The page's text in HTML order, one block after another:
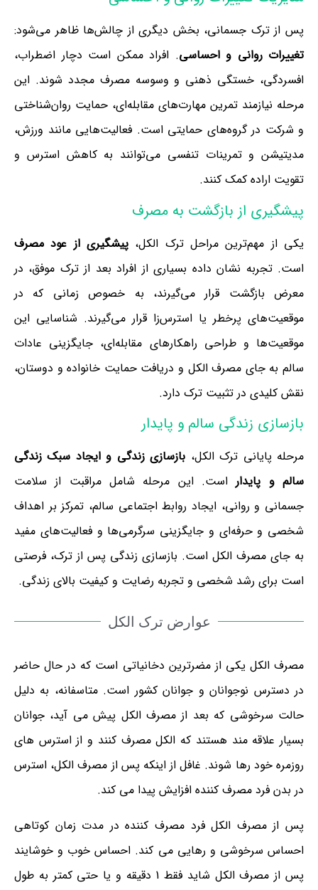
پس از ترک جسمانی، بخش دیگری از چالش‌ها ظاهر می‌شود:
تغییرات روانی و احساسی. افراد ممکن است دچار اضطراب،
افسردگی، خستگی ذهنی و وسوسه مصرف مجدد شوند. این
مرحله نیازمند تمرین مهارت‌های مقابله‌ای، حمایت روان‌شناختی
و شرکت در گروه‌های حمایتی است. فعالیت‌هایی مانند ورزش،
مدیتیشن و تمرینات تنفسی می‌توانند به کاهش استرس و
تقویت اراده کمک کنند.
پیشگیری از بازگشت به مصرف
یکی از مهم‌ترین مراحل ترک الکل، پیشگیری از عود مصرف
است. تجربه نشان داده بسیاری از افراد بعد از ترک موفق، در
معرض بازگشت قرار می‌گیرند، به خصوص زمانی که در
موقعیت‌های پرخطر یا استرس‌زا قرار می‌گیرند. شناسایی این
موقعیت‌ها و طراحی راهکارهای مقابله‌ای، جایگزینی عادات
سالم به جای مصرف الکل و دریافت حمایت خانواده و دوستان،
نقش کلیدی در تثبیت ترک دارد.
بازسازی زندگی سالم و پایدار
مرحله پایانی ترک الکل، بازسازی زندگی و ایجاد سبک زندگی
سالم و پایدار است. این مرحله شامل مراقبت از سلامت
جسمانی و روانی، ایجاد روابط اجتماعی سالم، تمرکز بر اهداف
شخصی و حرفه‌ای و جایگزینی سرگرمی‌ها و فعالیت‌های مفید
به جای مصرف الکل است. بازسازی زندگی پس از ترک، فرصتی
است برای رشد شخصی و تجربه رضایت و کیفیت بالای زندگی.
عوارض ترک الکل
مصرف الکل یکی از مضرترین دخانیاتی است که در حال حاضر
در دسترس نوجوانان و جوانان کشور است. متاسفانه، به دلیل
حالت سرخوشی که بعد از مصرف الکل پیش می آید، جوانان
بسیار علاقه مند هستند که الکل مصرف کنند و از استرس های
روزمره خود رها شوند. غافل از اینکه پس از مصرف الکل، استرس
در بدن فرد مصرف کننده افزایش پیدا می کند.
پس از مصرف الکل فرد مصرف کننده در مدت زمان کوتاهی
احساس سرخوشی و رهایی می کند. احساس خوب و خوشایند
پس از مصرف الکل شاید فقط 1 دقیقه و یا حتی کمتر به طول